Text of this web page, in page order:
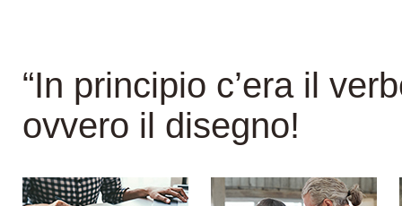
“In principio c’era il
ovvero il disegno!